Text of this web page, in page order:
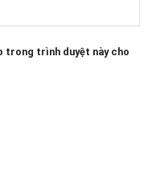
trong trình duyệt này cho